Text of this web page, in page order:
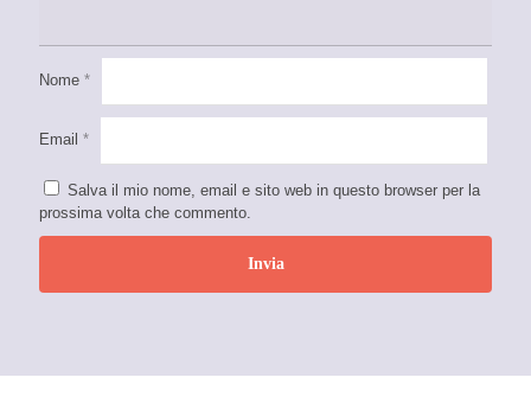
Nome *
Email *
Salva il mio nome, email e sito web in questo browser per la
prossima volta che commento.